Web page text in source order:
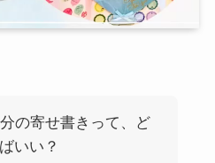
の寄せ書きって、ど
いい？